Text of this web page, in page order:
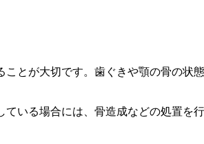
とが大切です。歯ぐきや顎の骨の状
いる場合には、骨造成などの処置を